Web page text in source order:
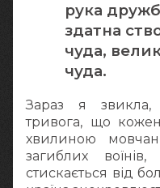
рука
здатна
чуда,
чуда.
Зараз я звикла,
тривога, що
хвилиною
загиблих
стискається від